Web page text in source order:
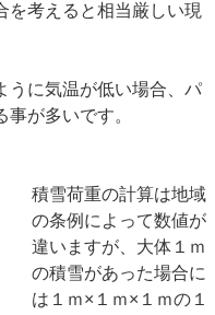
を考えると相当厳しい現
うに気温が低い場合、パ
が多いです。
積雪荷重の計算は地域
の条例によって数値が
違いますが、大体１ｍ
の積雪があった場合に
は１ｍ×１ｍ×１ｍの１